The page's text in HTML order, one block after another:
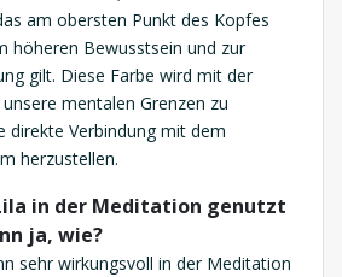
am obersten Punkt des Kopfes
höheren Bewusstsein und zur
gilt. Diese Farbe wird mit der
mentalen Grenzen zu
direkte Verbindung mit dem
herzustellen.
in der Meditation genutzt
ja, wie?
sehr wirkungsvoll in der Meditation